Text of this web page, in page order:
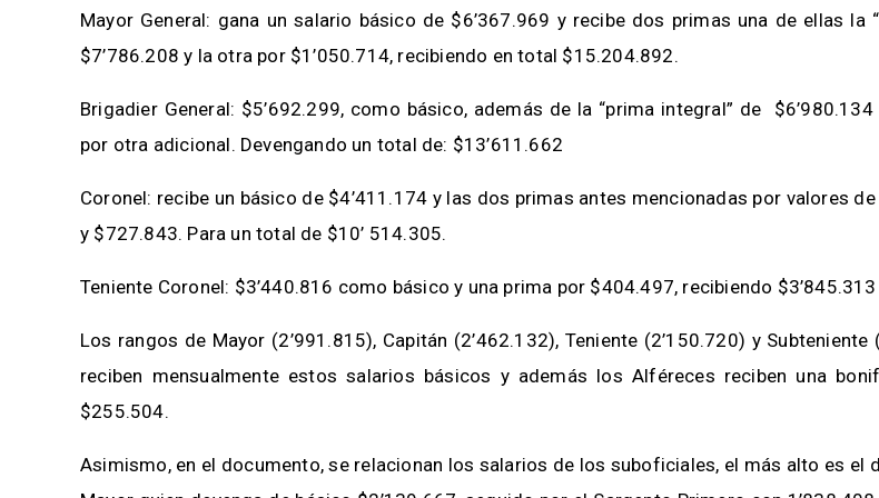
Mayor General: gana un salario básico de $6’367.969 y recibe dos primas una de ellas la
$7’786.208 y la otra por $1’050.714, recibiendo en total $15.204.892.
Brigadier General: $5’692.299, como básico, además de la “prima integral” de
por otra adicional. Devengando un total de: $13’611.662
Coronel: recibe un básico de $4’411.174 y las dos primas antes mencionadas por valores de
y $727.843. Para un total de $10’ 514.305.
Teniente Coronel: $3’440.816 como básico y una prima por $404.497, recibiendo
Los rangos de Mayor (2’991.815), Capitán (2’462.132), Teniente (2’150.720) y Subteniente
reciben mensualmente estos salarios básicos y además los Alféreces reciben una
$255.504.
Asimismo, en el documento, se relacionan los salarios de los suboficiales, el más alto es el